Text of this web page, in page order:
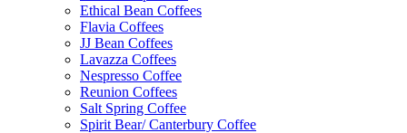
Ethical Bean Coffees
Flavia Coffees
JJ Bean Coffees
Lavazza Coffees
Nespresso Coffee
Reunion Coffees
Salt Spring Coffee
Spirit Bear/ Canterbury Coffee